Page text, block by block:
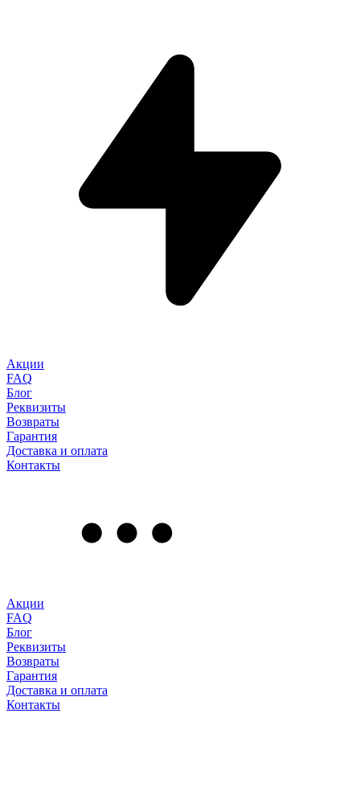
Акции
FAQ
Блог
Реквизиты
Возвраты
Гарантия
Доставка и оплата
Контакты
Акции
FAQ
Блог
Реквизиты
Возвраты
Гарантия
Доставка и оплата
Контакты